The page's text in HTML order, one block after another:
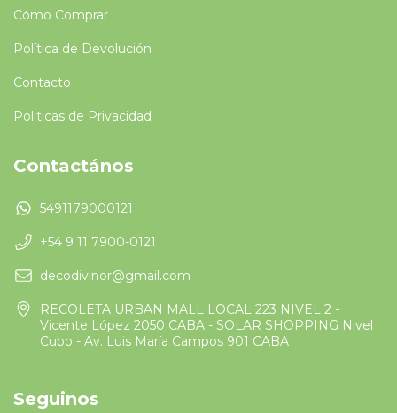
Cómo Comprar
Política de Devolución
Contacto
Politicas de Privacidad
Contactános
5491179000121
+54 9 11 7900-0121
decodivinor@gmail.com
RECOLETA URBAN MALL LOCAL 223 NIVEL 2 -
Vicente López 2050 CABA - SOLAR SHOPPING Nivel
Cubo - Av. Luis María Campos 901 CABA
Seguinos